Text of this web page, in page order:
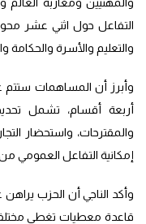
التفاعل حول اثني عشر
والتعليم والأسرة والحكامة
أربعة أقسام، تشمل
والمقترحات، واستحضار
إمكانية التفاعل العمومي
وأكد الناجي أن الحزب
قاعدة معطيات تغطي مختلف